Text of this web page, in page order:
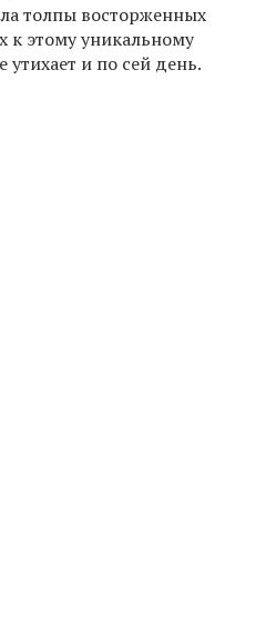
толпы восторженных
к этому уникальному
и по сей день.